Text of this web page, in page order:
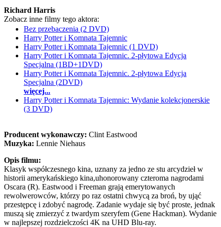
Richard Harris
Zobacz inne filmy tego aktora:
Bez przebaczenia (2 DVD)
Harry Potter i Komnata Tajemnic
Harry Potter i Komnata Tajemnic (1 DVD)
Harry Potter i Komnata Tajemnic. 2-płytowa Edycja
Specjalna (1BD+1DVD)
Harry Potter i Komnata Tajemnic. 2-płytowa Edycja
Specjalna (2DVD)
więcej...
Harry Potter i Komnata Tajemnic: Wydanie kolekcjonerskie
(3 DVD)
Producent wykonawczy: Clint Eastwood
Muzyka: Lennie Niehaus
Opis filmu:
Klasyk współczesnego kina, uznany za jedno ze stu arcydzieł w
historii amerykańskiego kina,uhonorowany czteroma nagrodami
Oscara (R). Eastwood i Freeman grają emerytowanych
rewolwerowców, którzy po raz ostatni chwycą za broń, by ująć
przestępcę i zdobyć nagrodę. Zadanie wydaje się być proste, jednak
muszą się zmierzyć z twardym szeryfem (Gene Hackman). Wydanie
w najlepszej rozdzielczości 4K na UHD Blu-ray.